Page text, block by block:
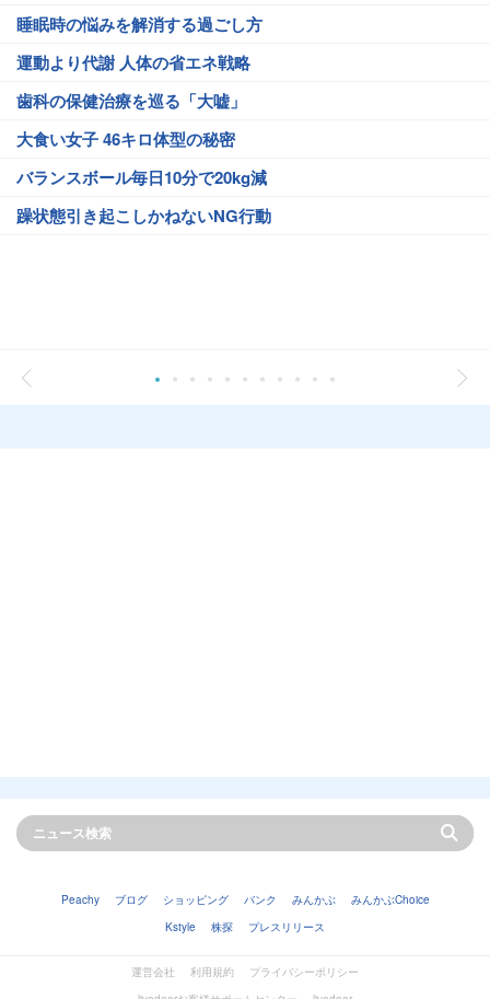
睡眠時の悩みを解消する過ごし方
運動より代謝 人体の省エネ戦略
歯科の保健治療を巡る「大嘘」
大食い女子 46キロ体型の秘密
バランスボール毎日10分で20kg減
躁状態引き起こしかねないNG行動
Peachy ブログ ショッピング バンク みんかぶ
みんかぶChoice
Kstyle
株探 プレスリリース
運営会社 利用規約
プライバシーポリシー